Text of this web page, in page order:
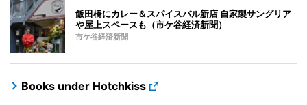
飯田橋にカレー＆スパイスバル新店 自家製サングリア
や屋上スペースも（市ケ谷経済新聞）
市ケ谷経済新聞
Books under Hotchkiss